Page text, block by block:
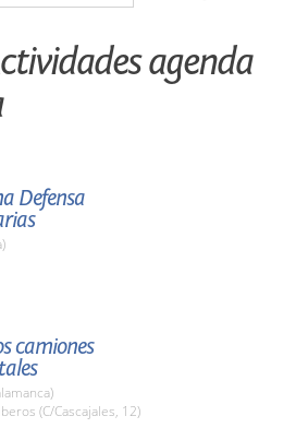
agenda
Defensa
camiones
(C/Cascajales, 12)